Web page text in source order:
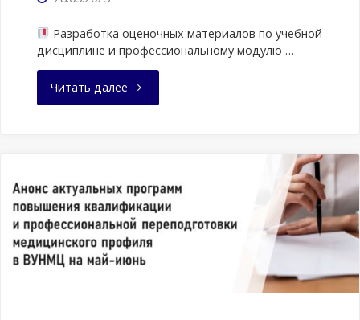
Разработка оценочных материалов по учебной
дисциплине и профессиональному модулю …
Читать далее"Анонс
повышения
квалификации
по